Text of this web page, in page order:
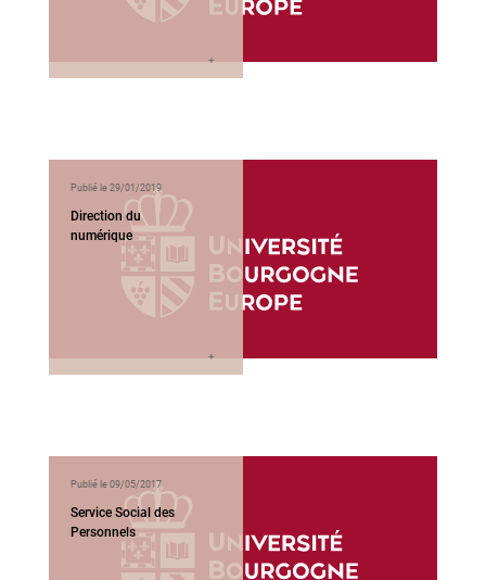
Publié le 29/01/2019
Direction du
numérique
Publié le 09/05/2017
Service Social des
Personnels